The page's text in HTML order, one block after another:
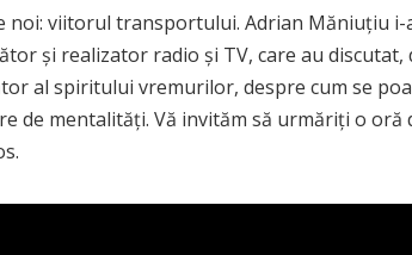
noi: viitorul transportului. Adrian Măniuțiu
și realizator radio și TV, care au
al spiritului vremurilor, despre cum se
de mentalități. Vă invităm să urmăriți o oră